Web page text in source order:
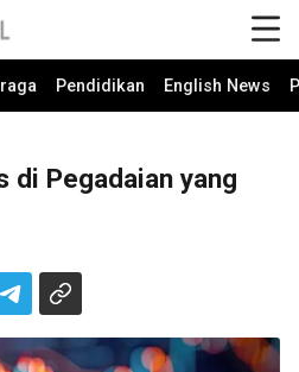
Pendidikan English News
di Pegadaian yang